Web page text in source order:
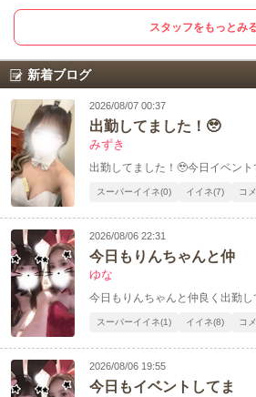
スタッフをもっとみ
新着ブログ
2026/08/07 00:37
出勤してました！🥹
みずき
出勤してました！🥹今日イベン
スーパーイイネ(0) イイネ(7) コ
2026/08/06 22:31
今日もりんちゃんと仲
ゆな
今日もりんちゃんと仲良く出勤
スーパーイイネ(1) イイネ(8) コ
2026/08/06 19:55
今日もイベントしてま